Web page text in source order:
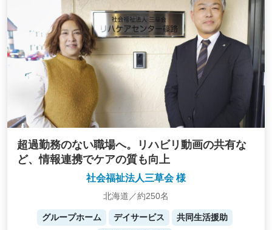
超過勤務のない職場へ。リハビリ動画の共有な
ど、情報連携でケアの質も向上
社会福祉法人三草会 様
北海道／約250名
グループホーム デイサービス
共同生活援助